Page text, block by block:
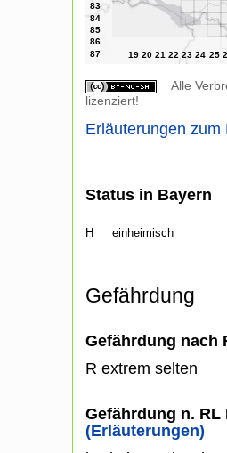
Alle
lizenziert!
Erläuterungen zum
Status in Bayern
H einheimisch
Gefährdung
Gefährdung nach
R extrem selten
Gefährdung n. RL
(Erläuterungen)